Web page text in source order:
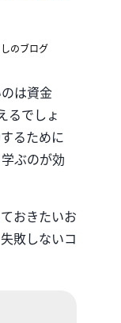
のブログ
は資金
るでしょ
るために
ぶのが効
おきたいお
敗しないコ